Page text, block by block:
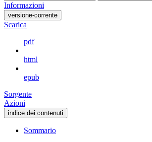
Informazioni
versione-corrente
Scarica
pdf
html
epub
Sorgente
Azioni
indice dei contenuti
Sommario